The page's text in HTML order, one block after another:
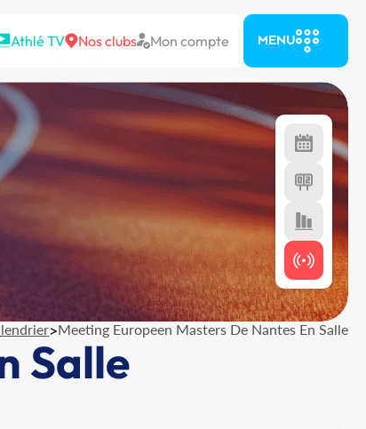
Athlé TV Nos clubs Mon compte MENU
>Meeting Europeen Masters De Nantes En Salle
Salle